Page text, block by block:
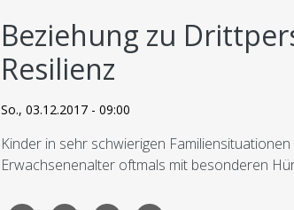
Beziehung zu
Resilienz
So., 03.12.2017 - 09:00
Kinder in sehr schwierigen
Erwachsenenalter oftmals mit besonderen